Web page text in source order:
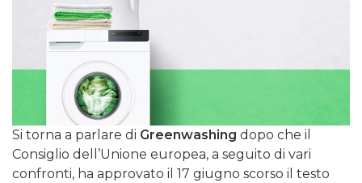
Si torna a parlare di Greenwashing dopo che il
Consiglio dell’Unione europea, a seguito di vari
confronti, ha approvato il 17 giugno scorso il testo